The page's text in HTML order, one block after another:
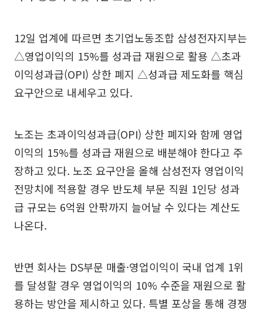
12일 업계에 따르면 초기업노동조합 삼성전자지부는
△영업이익의 15%를 성과급 재원으로 활용 △초과
이익성과급(OPI) 상한 폐지 △성과급 제도화를 핵심
요구안으로 내세우고 있다.
노조는 초과이익성과급(OPI) 상한 폐지와 함께 영업
이익의 15%를 성과급 재원으로 배분해야 한다고 주
장하고 있다. 노조 요구안을 올해 삼성전자 영업이익
전망치에 적용할 경우 반도체 부문 직원 1인당 성과
급 규모는 6억원 안팎까지 늘어날 수 있다는 계산도
나온다.
반면 회사는 DS부문 매출·영업이익이 국내 업계 1위
를 달성할 경우 영업이익의 10% 수준을 재원으로 활
용하는 방안을 제시하고 있다. 특별 포상을 통해 경쟁